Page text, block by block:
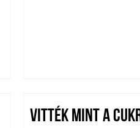
VITTÉK MINT A